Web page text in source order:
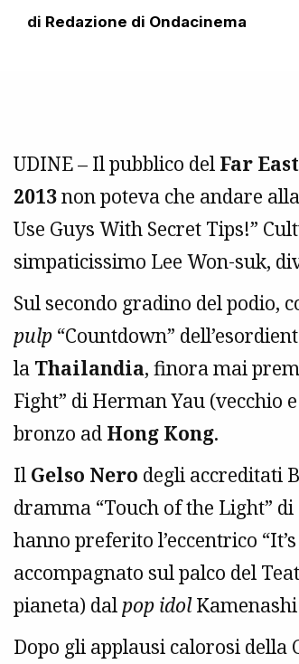
di Redazione di Ondacinema
UDINE – Il pubblico del Far
2013non poteva che andare alla
Use Guys With Secret Tips!”
simpaticissimo Lee Won-suk,
Sul secondo gradino del podio,
pulp “Countdown”
la Thailandia, finora mai
Fight” di Herman Yau (vecchio
bronzo ad Hong Kong.
Il Gelso Nero degli accreditati
dramma “Touch of the Light”
hanno preferito l’eccentrico
accompagnato sul palco del
pianeta) dal pop idol
Dopo gli applausi calorosi della